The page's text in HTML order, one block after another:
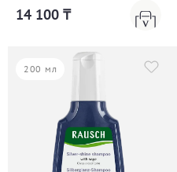
14 100 ₸
200 мл